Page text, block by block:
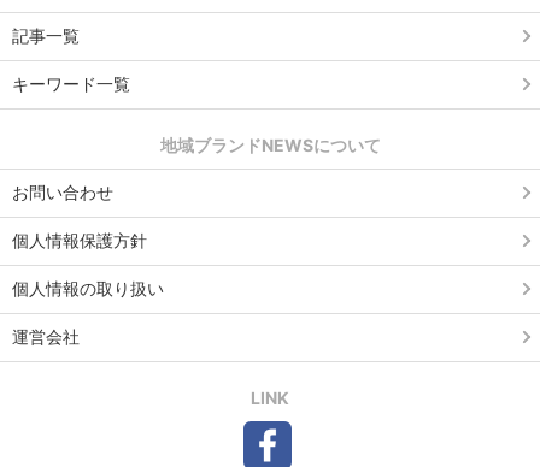
記事一覧
キーワード一覧
地域ブランドNEWSについて
お問い合わせ
個人情報保護方針
個人情報の取り扱い
運営会社
LINK